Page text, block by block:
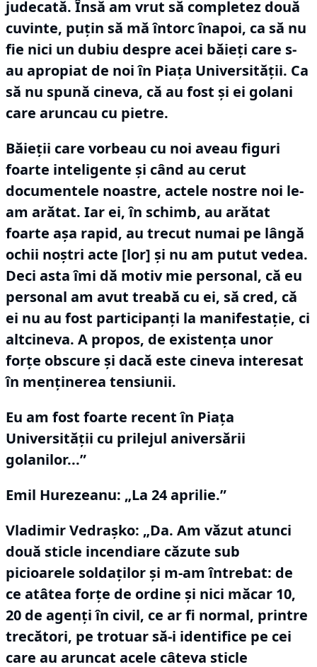
judecată. Însă am vrut să completez două
cuvinte, puţin să mă întorc înapoi, ca să nu
fie nici un dubiu despre acei băieţi care s-
au apropiat de noi în Piaţa Universităţii. Ca
să nu spună cineva, că au fost şi ei golani
care aruncau cu pietre.
Băieţii care vorbeau cu noi aveau figuri
foarte inteligente şi când au cerut
documentele noastre, actele nostre noi le-
am arătat. Iar ei, în schimb, au arătat
foarte aşa rapid, au trecut numai pe lângă
ochii noştri acte [lor] şi nu am putut vedea.
Deci asta îmi dă motiv mie personal, că eu
personal am avut treabă cu ei, să cred, că
ei nu au fost participanţi la manifestaţie, ci
altcineva. A propos, de existenţa unor
forţe obscure şi dacă este cineva interesat
în menţinerea tensiunii.
Eu am fost foarte recent în Piaţa
Universităţii cu prilejul aniversării
golanilor...”
Emil Hurezeanu: „La 24 aprilie.”
Vladimir Vedraşko: „Da. Am văzut atunci
două sticle incendiare căzute sub
picioarele soldaţilor şi m-am întrebat: de
ce atâtea forţe de ordine şi nici măcar 10,
20 de agenţi în civil, ce ar fi normal, printre
trecători, pe trotuar să-i identifice pe cei
care au aruncat acele câteva sticle